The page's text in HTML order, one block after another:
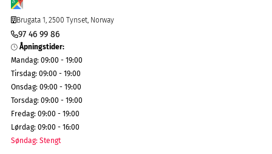
Brugata 1, 2500 Tynset, Norway
97 46 99 86
Åpningstider:
Mandag: 09:00 - 19:00
Tirsdag: 09:00 - 19:00
Onsdag: 09:00 - 19:00
Torsdag: 09:00 - 19:00
Fredag: 09:00 - 19:00
Lørdag: 09:00 - 16:00
Søndag: Stengt